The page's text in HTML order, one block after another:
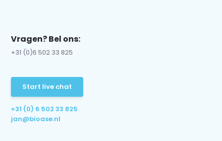
Vragen? Bel ons:
+31 (0)6 502 33 825
Start live chat
+31 (0) 6 502 33 825
jan@bioase.nl